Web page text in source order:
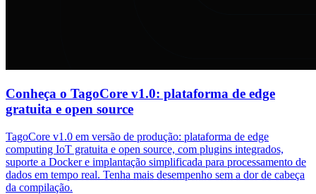
Conheça o TagoCore v1.0: plataforma de edge
gratuita e open source
TagoCore v1.0 em versão de produção: plataforma de edge
computing IoT gratuita e open source, com plugins integrados,
suporte a Docker e implantação simplificada para processamento de
dados em tempo real. Tenha mais desempenho sem a dor de cabeça
da compilação.